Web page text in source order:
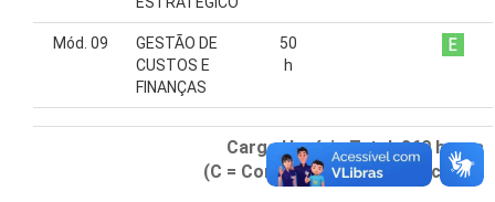
Mód. 09
GESTÃO DE
CUSTOS E
FINANÇAS
50
h
Carga Horária Total:360horas
(C = Comum) (E = Específico)